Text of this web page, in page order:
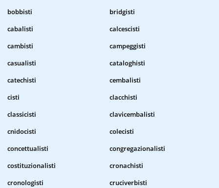
bobbisti
bridgisti
cabalisti
calcescisti
cambisti
campeggisti
casualisti
cataloghisti
catechisti
cembalisti
cisti
clacchisti
classicisti
clavicembalisti
cnidocisti
colecisti
concettualisti
congregazionalisti
costituzionalisti
cronachisti
cronologisti
cruciverbisti